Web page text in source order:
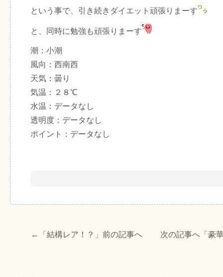
という事で、引き続きダイエット頑張りまーす
と、同時に勉強も頑張りまーす
潮：小潮
風向：西南西
天気：曇り
気温：２８℃
水温：データなし
透明度：データなし
ポイント：データなし
←「 結構レア！？ 」前の記事へ 次の記事へ「 豪